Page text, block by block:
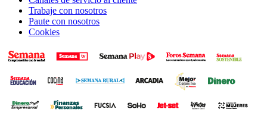
Trabaje con nosotros
Paute con nosotros
Cookies